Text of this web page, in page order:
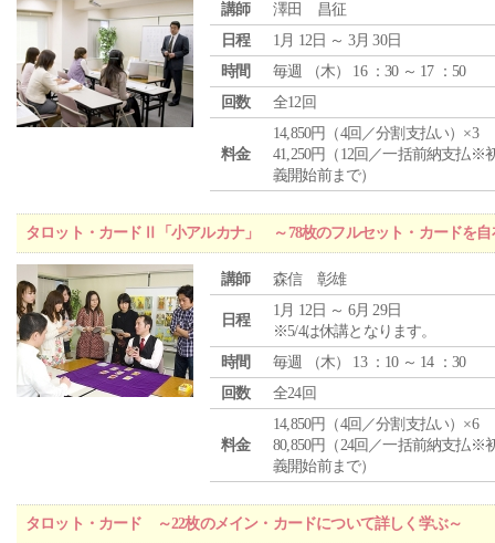
講師
澤田 昌征
日程
1月 12日 ～ 3月 30日
時間
毎週 （木） 16 ：30 ～ 17 ：50
回数
全12回
料金
14,850円（4回／分割支払い）×3
41,250円（12回／一括前納支払※
義開始前まで）
タロット・カードⅡ「小アルカナ」 ～78枚のフルセット・カードを自
講師 森信 彰雄
日程
1月 12日 ～ 6月 29日
※5/4は休講となります。
時間
毎週 （木） 13 ：10 ～ 14 ：30
回数
全24回
料金
14,850円（4回／分割支払い）×6
80,850円（24回／一括前納支払※
義開始前まで）
タロット・カード ～22枚のメイン・カードについて詳しく学ぶ～